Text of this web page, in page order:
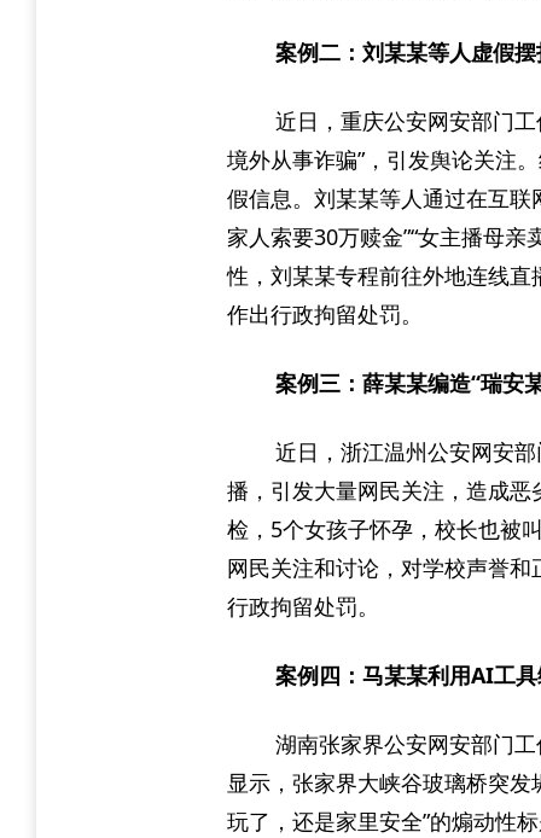
案例二：刘某某等人虚假
近日，重庆公安网安部门
境外从事诈骗”，引发舆论关注
假信息。刘某某等人通过在互联
家人索要30万赎金”“女主播母
性，刘某某专程前往外地连线
作出行政拘留处罚。
案例三：薛某某编造“瑞安
近日，浙江温州公安网安
播，引发大量网民关注，造成
检，5个女孩子怀孕，校长也被
网民关注和讨论，对学校声誉
行政拘留处罚。
案例四：马某某利用AI工
湖南张家界公安网安部门
显示，张家界大峡谷玻璃桥突
玩了，还是家里安全”的煽动性